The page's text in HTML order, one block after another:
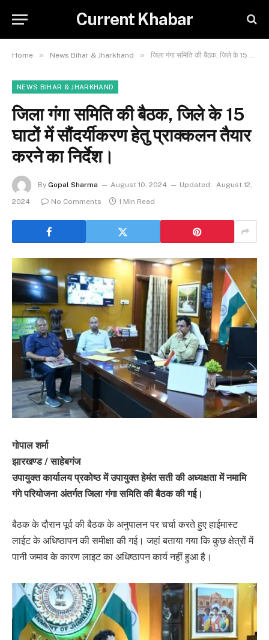
Current Khabar
Home » News Bihar & Jharkhand » जिला गंगा समिति की बैठक, जिले के 15 घाटों में सौंदर्यीकरण हेतु प्राक्कलन तैयार करने का निर्देश।
NEWS BIHAR & JHARKHAND
जिला गंगा समिति की बैठक, जिले के 15
घाटों में सौंदर्यीकरण हेतु प्राक्कलन तैयार
करने का निर्देश।
By Gopal Sharma August 10, 2024 Updated: August 12,
2024
No Comments 1 Min Read
गोपाल शर्मा
झारखण्ड / साहेबगंज
उपायुक्त कार्यालय प्रकोष्ठ में उपायुक्त हेमंत सती की अध्यक्षता में नमामि
गंगे परियोजना अंतर्गत जिला गंगा समिति की बैठक की गई।
बैठक के दौरान पूर्व की बैठक के अनुपालन पर चर्चा करते हुए हाईमास्ट
लाईट के अधिष्ठापन की समीक्षा की गई। जहां बताया गया कि कुछ क्षेत्रों में
पानी जमाव के कारण लाइट का अधिष्ठापन कार्य नहीं हुआ है।